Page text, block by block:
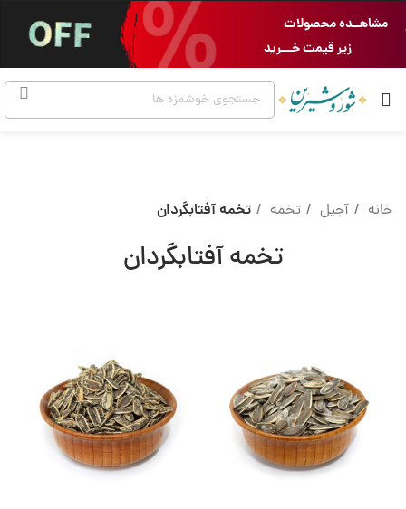
مشاهــده محصولات
زیر قیمت خـــرید
خانه آجیل تخمه تخمه آفتابگردان
تخمه آفتابگردان